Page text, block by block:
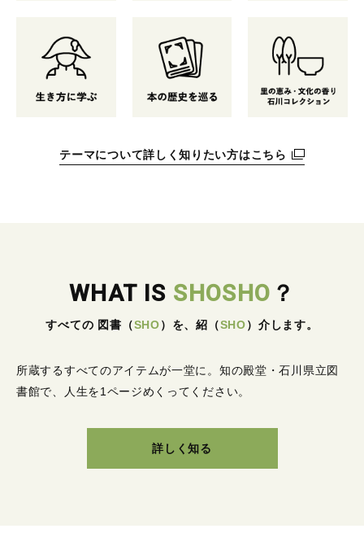
テーマについて詳しく知りたい方はこちら
WHAT IS SHOSHO ？
すべての 図書 （SHO） を、紹 （SHO） 介します。
所蔵するすべてのアイテムが一堂に。 知の殿堂・石川県立図
書館で、人生を1ページめくってください。
詳しく知る